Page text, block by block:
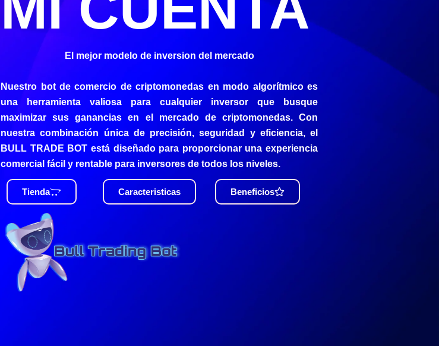
El mejor modelo de inversion del mercado
Nuestro bot de comercio de criptomonedas en modo algorítmico es
una herramienta valiosa para cualquier inversor que busque
maximizar sus ganancias en el mercado de criptomonedas. Con
nuestra combinación única de precisión, seguridad y eficiencia, el
BULL TRADE BOT está diseñado para proporcionar una experiencia
comercial fácil y rentable para inversores de todos los niveles.
Tienda Caracteristicas Beneficios